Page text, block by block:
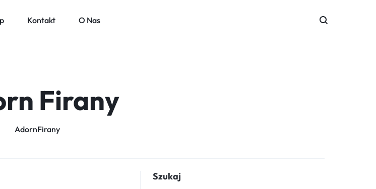
Kontakt O Nas
Firany
AdornFirany
Szukaj